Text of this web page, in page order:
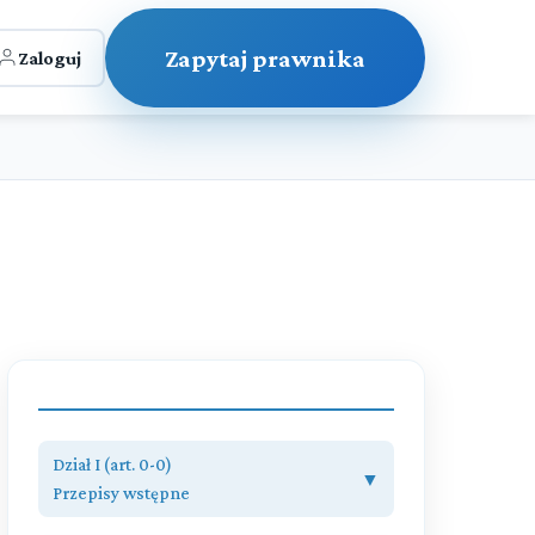
Zaloguj Zapytaj prawnika
Dział I (art. 0-0)
Przepisy wstępne
▼